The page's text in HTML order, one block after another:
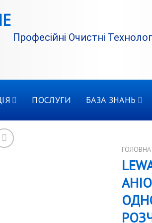
Професійні Очистні
ПОСЛУГИ БАЗА ЗНАНЬ
ГОЛОВНА